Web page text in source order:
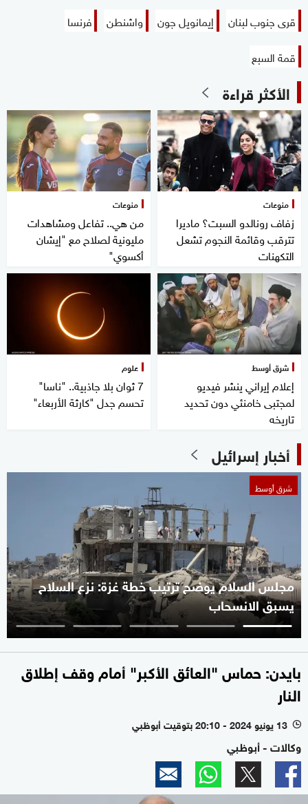
قرى جنوب لبنان
إيمانويل جون واشنطن
فرنسا
قمة السبع
الأكثر قراءة
منوعات
زفاف رونالدو السبت؟ ماديرا
تترقب وقائمة النجوم تشعل
التكهنات
منوعات
من هي.. تفاعل ومشاهدات
مليونية لصلاح مع "إيشان
أكسوي"
شرق أوسط
إعلام إيراني ينشر فيديو
لمجتبى خامنئي دون تحديد
تاريخه
علوم
7 ثوان بلا جاذبية.. "ناسا"
تحسم جدل "كارثة الأربعاء"
أخبار إسرائيل
شرق أوسط
مجلس السلام يوضح ترتيب خطة غزة: نزع السلاح
يسبق الانسحاب
بايدن: حماس "العائق الأكبر" أمام وقف إطلاق
النار
l 13 يونيو 2024 - 20:10 بتوقيت أبوظبي
وكالات - أبوظبي